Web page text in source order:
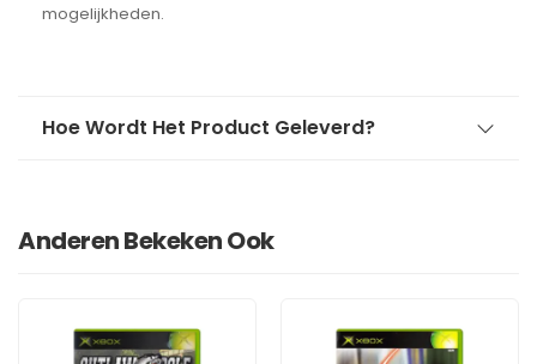
mogelijkheden.
Hoe Wordt Het Product Geleverd?
Anderen Bekeken Ook